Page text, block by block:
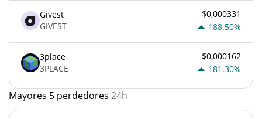
Givest
GIVEST
$0,000331
188.50%
3place
3PLACE
$0,000162
181.30%
Mayores 5 perdedores 24h